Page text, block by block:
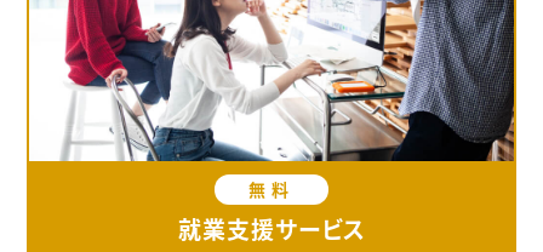
無料
就業支援サービス